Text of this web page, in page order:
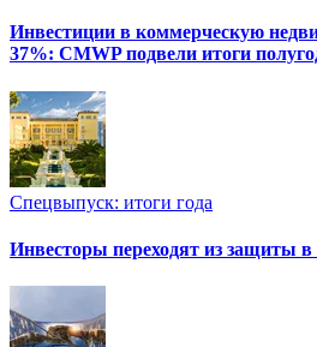
Инвестиции в коммерческую
37%: CMWP подвели итоги
Спецвыпуск: итоги года
Инвесторы переходят из защиты в